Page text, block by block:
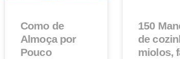
Como de
Almoça por
Pouco
150
de
miolos,